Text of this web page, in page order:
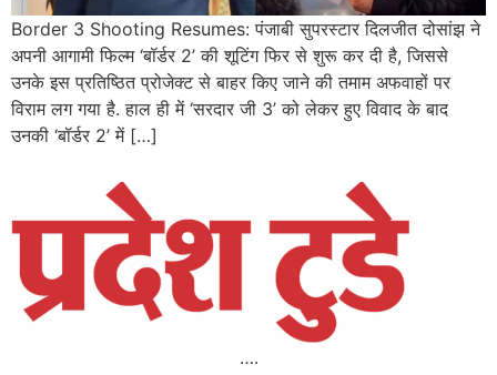
Border 3 Shooting Resumes: पंजाबी सुपरस्टार दिलजीत दोसांझ ने
अपनी आगामी फिल्म ‘बॉर्डर 2’ की शूटिंग फिर से शुरू कर दी है, जिससे
उनके इस प्रतिष्ठित प्रोजेक्ट से बाहर किए जाने की तमाम अफवाहों पर
विराम लग गया है. हाल ही में ‘सरदार जी 3’ को लेकर हुए विवाद के बाद
उनकी ‘बॉर्डर 2’ में […]
….